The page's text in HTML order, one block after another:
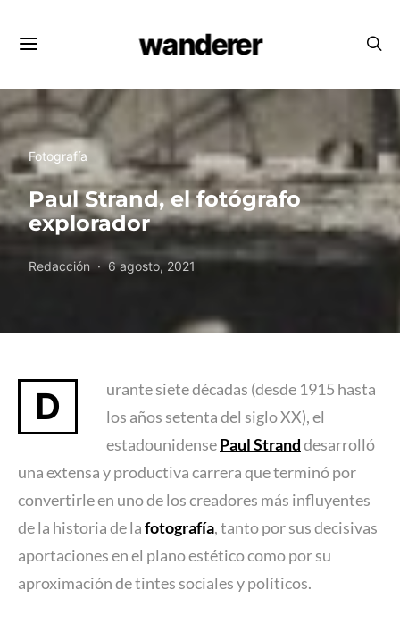
wanderer
Fotografía
Paul Strand, el fotógrafo
explorador
Redacción 6 agosto, 2021
D
urante siete décadas (desde 1915 hasta
los años setenta del siglo XX), el
estadounidensePaul Stranddesarrolló
una extensa y productiva carrera que terminó por
convertirle en uno de los creadores más influyentes
de la historia de lafotografía, tanto por sus decisivas
aportaciones en el plano estético como por su
aproximación de tintes sociales y políticos.